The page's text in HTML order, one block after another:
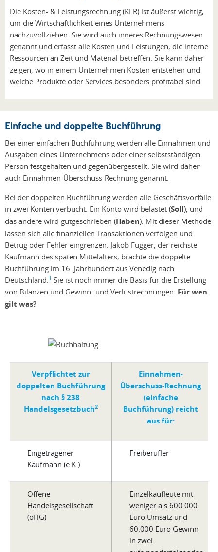
Die Kosten- & Leistungsrechnung (KLR) ist äußerst wichtig,
um die Wirtschaftlichkeit eines Unternehmens
nachzuvollziehen. Sie wird auch inneres Rechnungswesen
genannt und erfasst alle Kosten und Leistungen, die interne
Ressourcen an Zeit und Material betreffen. Sie kann daher
zeigen, wo in einem Unternehmen Kosten entstehen und
welche Produkte oder Services besonders profitabel sind.
Einfache und doppelte Buchführung
Bei einer einfachen Buchführung werden alle Einnahmen und
Ausgaben eines Unternehmens oder einer selbstständigen
Person festgehalten und gegenübergestellt. Sie wird daher
auch Einnahmen-Überschuss-Rechnung genannt.
Bei der doppelten Buchführung werden alle Geschäftsvorfälle
in zwei Konten verbucht. Ein Konto wird belastet (Soll), und
das andere wird gutgeschrieben (Haben). Mit dieser Methode
lassen sich alle finanziellen Transaktionen verfolgen und
Betrug oder Fehler eingrenzen. Jakob Fugger, der reichste
Kaufmann des späten Mittelalters, brachte die doppelte
Buchführung im 16. Jahrhundert aus Venedig nach
Deutschland.1 Sie ist noch immer die Basis für die Erstellung
von Bilanzen und Gewinn- und Verlustrechnungen. Für wen
gilt was?
Verpflichtet zur
doppelten Buchführung
nach § 238
Handelsgesetzbuch2
Einnahmen-
Überschuss-Rechnung
(einfache
Buchführung) reicht
aus für:
Eingetragener
Kaufmann (e.K.)
Freiberufler
Offene
Handelsgesellschaft
(oHG)
Einzelkaufleute mit
weniger als 600.000
Euro Umsatz und
60.000 Euro Gewinn
in zwei